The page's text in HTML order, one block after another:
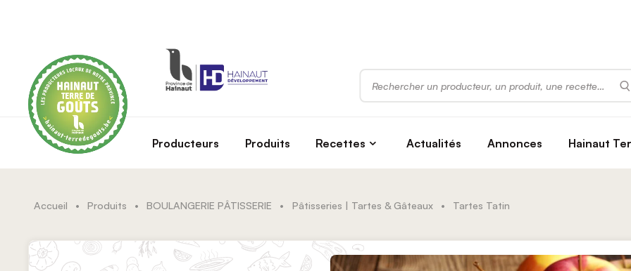
Rechercher
Producteurs Produits Recettes Actualités Annonces Hainaut
Accueil • Produits • BOULANGERIE PÂTISSERIE • Pâtisseries | Tartes & Gâteaux • Tartes Tatin